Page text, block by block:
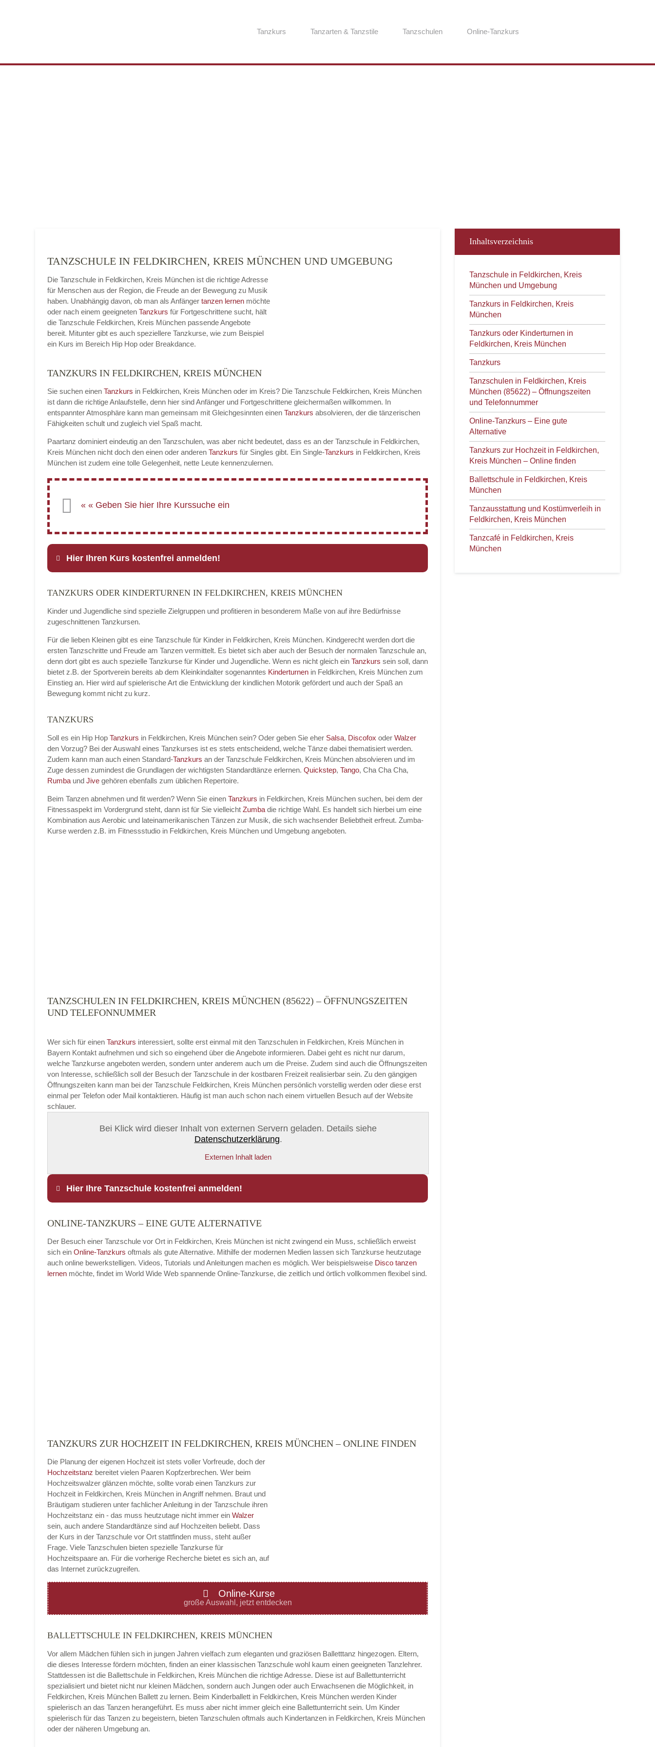
Tanzkurs Tanzarten & Tanzstile Tanzschulen Online-Tanzkurs
TANZSCHULE IN FELDKIRCHEN, KREIS MÜNCHEN UND UMGEBUNG
Die Tanzschule in Feldkirchen, Kreis München ist die richtige Adresse
für Menschen aus der Region, die Freude an der Bewegung zu Musik
haben. Unabhängig davon, ob man als Anfänger tanzen lernen möchte
oder nach einem geeigneten Tanzkurs für Fortgeschrittene sucht, hält
die Tanzschule Feldkirchen, Kreis München passende Angebote
bereit. Mitunter gibt es auch speziellere Tanzkurse, wie zum Beispiel
ein Kurs im Bereich Hip Hop oder Breakdance.
TANZKURS IN FELDKIRCHEN, KREIS MÜNCHEN
Sie suchen einen Tanzkurs in Feldkirchen, Kreis München oder im Kreis? Die Tanzschule Feldkirchen, Kreis München
ist dann die richtige Anlaufstelle, denn hier sind Anfänger und Fortgeschrittene gleichermaßen willkommen. In
entspannter Atmosphäre kann man gemeinsam mit Gleichgesinnten einen Tanzkurs absolvieren, der die tänzerischen
Fähigkeiten schult und zugleich viel Spaß macht.
Paartanz dominiert eindeutig an den Tanzschulen, was aber nicht bedeutet, dass es an der Tanzschule in Feldkirchen,
Kreis München nicht doch den einen oder anderen Tanzkurs für Singles gibt. Ein Single-Tanzkurs in Feldkirchen, Kreis
München ist zudem eine tolle Gelegenheit, nette Leute kennenzulernen.
Hier Ihren Kurs kostenfrei anmelden!
E-Mail*
Kontakt E-Mail
Kontakt Telefonnummer
Mit Absenden der Daten akzeptiere ich die
ABSENDEN
TANZKURS ODER KINDERTURNEN IN FELDKIRCHEN, KREIS MÜNCHEN
Kinder und Jugendliche sind spezielle Zielgruppen und profitieren in besonderem Maße von auf ihre Bedürfnisse
zugeschnittenen Tanzkursen.
Für die lieben Kleinen gibt es eine Tanzschule für Kinder in Feldkirchen, Kreis München. Kindgerecht werden dort die
ersten Tanzschritte und Freude am Tanzen vermittelt. Es bietet sich aber auch der Besuch der normalen Tanzschule an,
denn dort gibt es auch spezielle Tanzkurse für Kinder und Jugendliche. Wenn es nicht gleich ein Tanzkurs sein soll, dann
bietet z.B. der Sportverein bereits ab dem Kleinkindalter sogenanntes Kinderturnen in Feldkirchen, Kreis München zum
Einstieg an. Hier wird auf spielerische Art die Entwicklung der kindlichen Motorik gefördert und auch der Spaß an
Bewegung kommt nicht zu kurz.
TANZKURS
Soll es ein Hip Hop Tanzkurs in Feldkirchen, Kreis München sein? Oder geben Sie eher Salsa, Discofox oder Walzer
den Vorzug? Bei der Auswahl eines Tanzkurses ist es stets entscheidend, welche Tänze dabei thematisiert werden.
Zudem kann man auch einen Standard-Tanzkurs an der Tanzschule Feldkirchen, Kreis München absolvieren und im
Zuge dessen zumindest die Grundlagen der wichtigsten Standardtänze erlernen. Quickstep, Tango, Cha Cha Cha,
Rumba und Jive gehören ebenfalls zum üblichen Repertoire.
Beim Tanzen abnehmen und fit werden? Wenn Sie einen Tanzkurs in Feldkirchen, Kreis München suchen, bei dem der
Fitnessaspekt im Vordergrund steht, dann ist für Sie vielleicht Zumba die richtige Wahl. Es handelt sich hierbei um eine
Kombination aus Aerobic und lateinamerikanischen Tänzen zur Musik, die sich wachsender Beliebtheit erfreut. Zumba-
Kurse werden z.B. im Fitnessstudio in Feldkirchen, Kreis München und Umgebung angeboten.
TANZSCHULEN IN FELDKIRCHEN, KREIS MÜNCHEN (85622) – ÖFFNUNGSZEITEN
UND TELEFONNUMMER
Wer sich für einen Tanzkurs interessiert, sollte erst einmal mit den Tanzschulen in Feldkirchen, Kreis München in
Bayern Kontakt aufnehmen und sich so eingehend über die Angebote informieren. Dabei geht es nicht nur darum,
welche Tanzkurse angeboten werden, sondern unter anderem auch um die Preise. Zudem sind auch die Öffnungszeiten
von Interesse, schließlich soll der Besuch der Tanzschule in der kostbaren Freizeit realisierbar sein. Zu den gängigen
Öffnungszeiten kann man bei der Tanzschule Feldkirchen, Kreis München persönlich vorstellig werden oder diese erst
einmal per Telefon oder Mail kontaktieren. Häufig ist man auch schon nach einem virtuellen Besuch auf der Website
schlauer.
Bei Klick wird dieser Inhalt von externen Servern geladen. Details siehe
Datenschutzerklärung.
Externen Inhalt laden
Hier Ihre Tanzschule kostenfrei anmelden!
E-Mail*
Telefonnummer
E-Mail-Adresse
—
HINZUFÜGEN
Mittwoch — ÖFFNUNGSZEITEN
ONLINE-TANZKURS – EINE GUTE ALTERNATIVE
Der Besuch einer Tanzschule vor Ort in Feldkirchen, Kreis München ist nicht zwingend ein Muss, schließlich erweist
sich ein Online-Tanzkurs oftmals als gute Alternative. Mithilfe der modernen Medien lassen sich Tanzkurse heutzutage
auch online bewerkstelligen. Videos, Tutorials und Anleitungen machen es möglich. Wer beispielsweise Disco tanzen
lernen möchte, findet im World Wide Web spannende Online-Tanzkurse, die zeitlich und örtlich vollkommen flexibel sind.
TANZKURS ZUR HOCHZEIT IN FELDKIRCHEN, KREIS MÜNCHEN – ONLINE FINDEN
Die Planung der eigenen Hochzeit ist stets voller Vorfreude, doch der
Hochzeitstanz bereitet vielen Paaren Kopfzerbrechen. Wer beim
Hochzeitswalzer glänzen möchte, sollte vorab einen Tanzkurs zur
Hochzeit in Feldkirchen, Kreis München in Angriff nehmen. Braut und
Bräutigam studieren unter fachlicher Anleitung in der Tanzschule ihren
Hochzeitstanz ein - das muss heutzutage nicht immer ein Walzer
sein, auch andere Standardtänze sind auf Hochzeiten beliebt. Dass
der Kurs in der Tanzschule vor Ort stattfinden muss, steht außer
Frage. Viele Tanzschulen bieten spezielle Tanzkurse für
Hochzeitspaare an. Für die vorherige Recherche bietet es sich an, auf
das Internet zurückzugreifen.
Online-Kurse
große Auswahl, jetzt entdecken
BALLETTSCHULE IN FELDKIRCHEN, KREIS MÜNCHEN
Vor allem Mädchen fühlen sich in jungen Jahren vielfach zum eleganten und graziösen Balletttanz hingezogen. Eltern,
die dieses Interesse fördern möchten, finden an einer klassischen Tanzschule wohl kaum einen geeigneten Tanzlehrer.
Stattdessen ist die Ballettschule in Feldkirchen, Kreis München die richtige Adresse. Diese ist auf Ballettunterricht
spezialisiert und bietet nicht nur kleinen Mädchen, sondern auch Jungen oder auch Erwachsenen die Möglichkeit, in
Feldkirchen, Kreis München Ballett zu lernen. Beim Kinderballett in Feldkirchen, Kreis München werden Kinder
spielerisch an das Tanzen herangeführt. Es muss aber nicht immer gleich eine Ballettunterricht sein. Um Kinder
spielerisch für das Tanzen zu begeistern, bieten Tanzschulen oftmals auch Kindertanzen in Feldkirchen, Kreis München
oder der näheren Umgebung an.
Inhaltsverzeichnis
Tanzschule in Feldkirchen, Kreis
München und Umgebung
Tanzkurs in Feldkirchen, Kreis
München
Tanzkurs oder Kinderturnen in
Feldkirchen, Kreis München
Tanzkurs
Tanzschulen in Feldkirchen, Kreis
München (85622) – Öffnungszeiten
und Telefonnummer
Online-Tanzkurs – Eine gute
Alternative
Tanzkurs zur Hochzeit in Feldkirchen,
Kreis München – Online finden
Ballettschule in Feldkirchen, Kreis
München
Tanzausstattung und Kostümverleih in
Feldkirchen, Kreis München
Tanzcafé in Feldkirchen, Kreis
München